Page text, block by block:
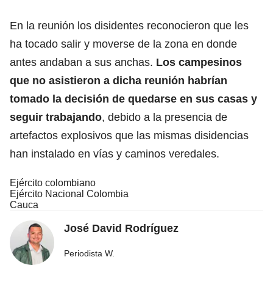
En la reunión los disidentes reconocieron que les
ha tocado salir y moverse de la zona en donde
antes andaban a sus anchas. Los campesinos
que no asistieron a dicha reunión habrían
tomado la decisión de quedarse en sus casas y
seguir trabajando, debido a la presencia de
artefactos explosivos que las mismas disidencias
han instalado en vías y caminos veredales.
Ejército colombiano
Ejército Nacional Colombia
Cauca
José David Rodríguez
Periodista W.